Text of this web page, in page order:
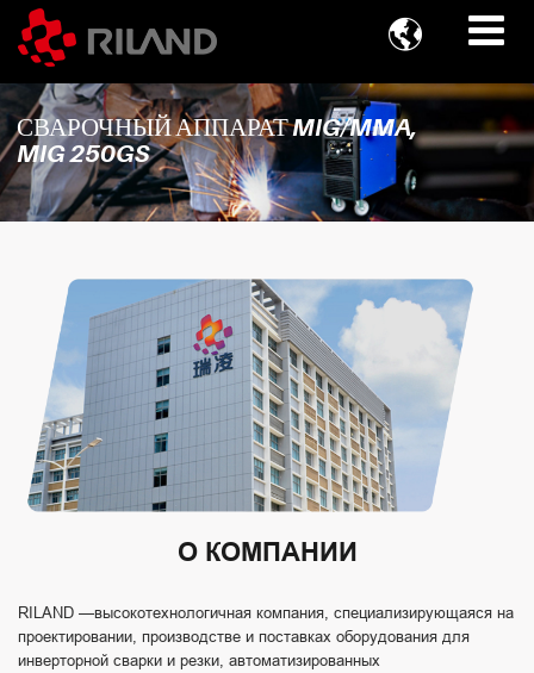

СВАРОЧНЫЙ АППАРАТ MIG/MMA,
MIG 250GS
О КОМПАНИИ
RILAND —высокотехнологичная компания, специализирующаяся на
проектировании, производстве и поставках оборудования для
инверторной сварки и резки, автоматизированных